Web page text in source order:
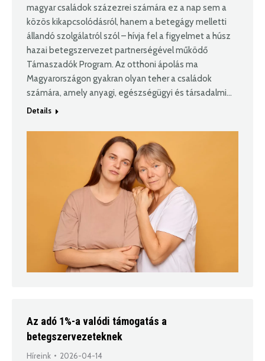
magyar családok százezrei számára ez a nap sem a
közös kikapcsolódásról, hanem a betegágy melletti
állandó szolgálatról szól – hívja fel a figyelmet a húsz
hazai betegszervezet partnerségével működő
Támaszadók Program. Az otthoni ápolás ma
Magyarországon gyakran olyan teher a családok
számára, amely anyagi, egészségügyi és társadalmi…
Details
Az adó 1%-a valódi támogatás a
betegszervezeteknek
Híreink 2026-04-14